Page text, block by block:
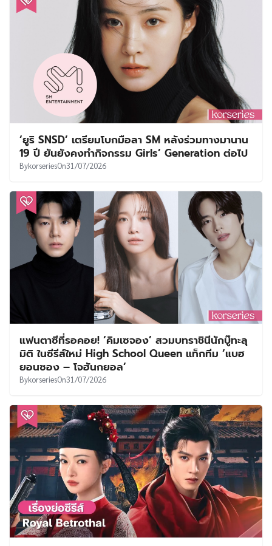
‘ยูริ SNSD’ เตรียมโบกมือลา SM หลังร่วมทางมานาน
19 ปี ยันยังคงทำกิจกรรม Girls’ Generation ต่อไป
BykorseriesOn31/07/2026
แฟนตาซีที่รอคอย! ‘คิมเซจอง’ สวมบทราชินีนักบู๊ทะลุ
มิติ ในซีรีส์ใหม่ High School Queen แท็กทีม ‘แบฮ
ยอนซอง – โจฮันกยอล’
BykorseriesOn31/07/2026